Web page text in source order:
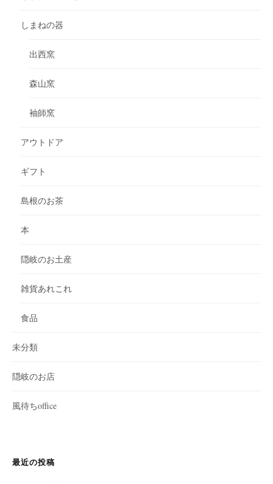
しまねの器
出西窯
森山窯
袖師窯
アウトドア
ギフト
島根のお茶
本
隠岐のお土産
雑貨あれこれ
食品
未分類
隠岐のお店
風待ちoffice
最近の投稿